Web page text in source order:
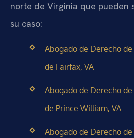
norte de Virginia que pueden
su caso:
Abogado de Derecho
de Fairfax, VA
Abogado de Derecho
de Prince William, VA
Abogado de Derecho